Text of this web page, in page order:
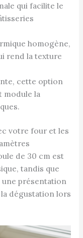
qui facilite le
homogène,
rend la texture
cette option
module la
votre four et les
de 30 cm est
tandis que
présentation
dégustation lors